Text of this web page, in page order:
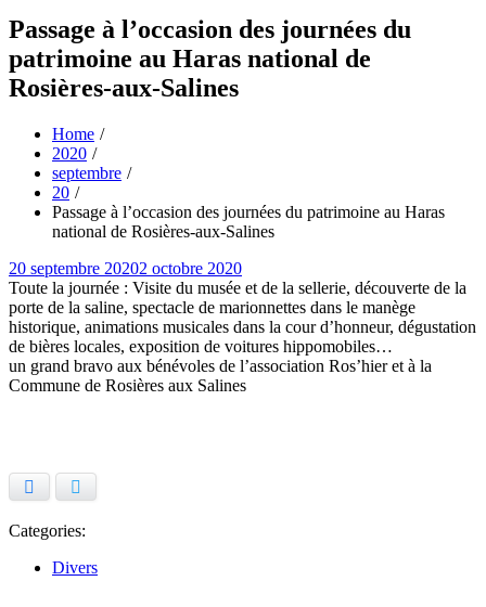
Passage à l’occasion des journées du
patrimoine au Haras national de
Rosières-aux-Salines
Home
2020
septembre
20
Passage à l’occasion des journées du patrimoine au Haras
national de Rosières-aux-Salines
Posted
on
20 septembre 20202 octobre 2020
Toute la journée : Visite du musée et de la sellerie, découverte de la
porte de la saline, spectacle de marionnettes dans le manège
historique, animations musicales dans la cour d’honneur, dégustation
de bières locales, exposition de voitures hippomobiles…
un grand bravo aux bénévoles de l’association Ros’hier et à la
Commune de Rosières aux Salines
Categories:
Divers